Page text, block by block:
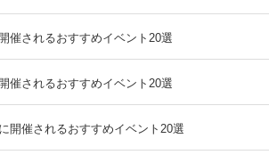
催されるおすすめイベント20選
催されるおすすめイベント20選
開催されるおすすめイベント20選